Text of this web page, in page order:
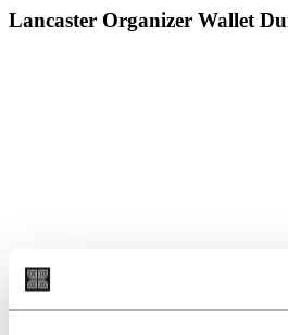
Lancaster Organizer Wallet